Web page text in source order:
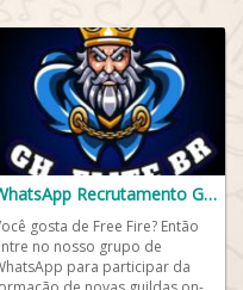
WhatsApp Recrutamento Guilda FF
gosta de Free Fire? Então
no nosso grupo de
para participar da